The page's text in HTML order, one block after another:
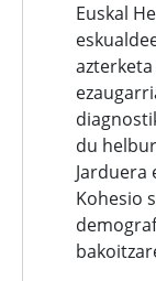
Euskal
du
Jarduera
Kohesio